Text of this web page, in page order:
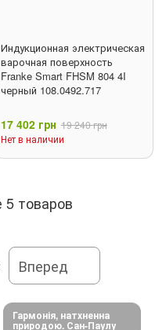
Индукционная электрическая
варочная поверхность
Franke Smart FHSM 804 4I
черный 108.0492.717
17 402 грн 19 240 грн
Нет в наличии
товаров
Вперед
Гармонія, натхненна
природою. Сан-Паулу